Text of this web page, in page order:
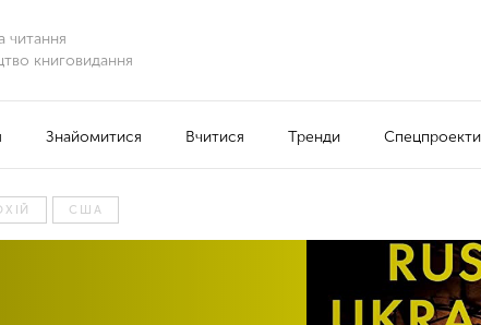
читання
книговидання
Знайомитися Вчитися Тренди Спецпроекти
США